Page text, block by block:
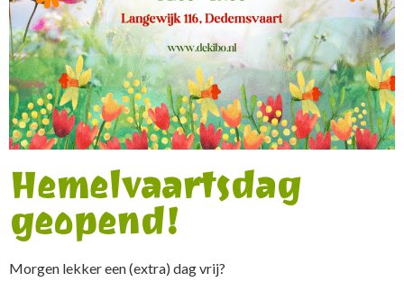
Hemelvaartsdag
geopend!
Morgen lekker een (extra) dag vrij?